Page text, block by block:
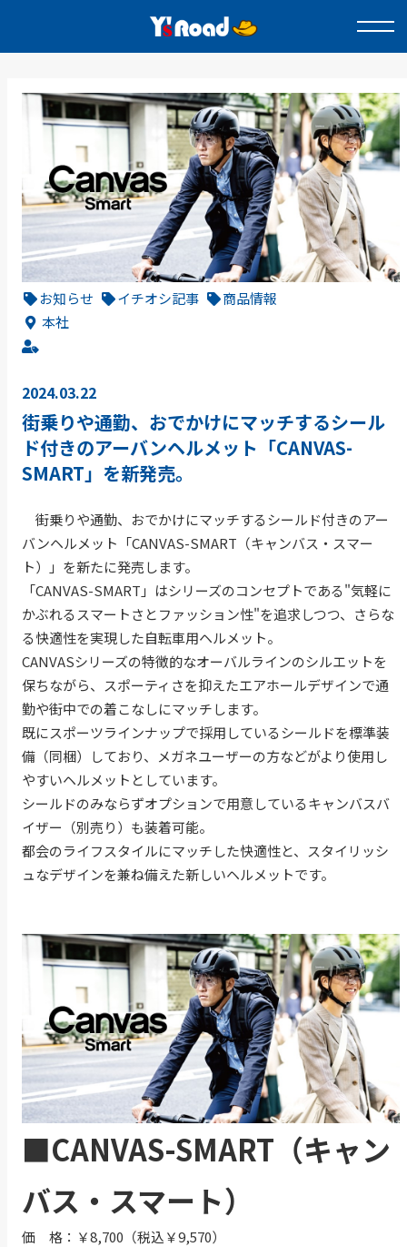
お知らせ イチオシ記事
商品情報
本社
2024.03.22
街乗りや通勤、おでかけにマッチするシール
ド付きのアーバンヘルメット「CANVAS-
SMART」を新発売。
街乗りや通勤、おでかけにマッチするシールド付きのアー
バンヘルメット「CANVAS-SMART（キャンバス・スマー
ト）」を新たに発売します。
「CANVAS-SMART」はシリーズのコンセプトである"気軽に
かぶれるスマートさとファッション性"を追求しつつ、さらな
る快適性を実現した自転車用ヘルメット。
CANVASシリーズの特徴的なオーバルラインのシルエットを
保ちながら、スポーティさを抑えたエアホールデザインで通
勤や街中での着こなしにマッチします。
既にスポーツラインナップで採用しているシールドを標準装
備（同梱）しており、メガネユーザーの方などがより使用し
やすいヘルメットとしています。
シールドのみならずオプションで用意しているキャンバスバ
イザー（別売り）も装着可能。
都会のライフスタイルにマッチした快適性と、スタイリッシ
ュなデザインを兼ね備えた新しいヘルメットです。
■CANVAS-SMART（キャン
バス・スマート）
価 格：￥8,700（税込￥9,570）